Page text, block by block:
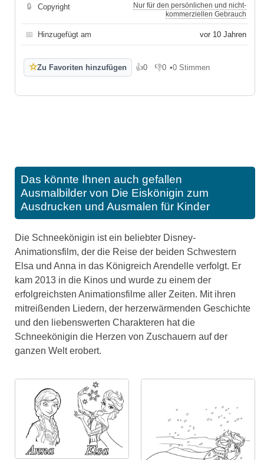
🔒 Copyright
Nur für den persönlichen und nicht-
kommerziellen Gebrauch
📅 Hinzugefügt am vor 10 Jahren
☆Zu Favoriten hinzufügen 👍0
Gefällt mir
👎0
Gefällt mir nicht
•0 Stimmen
Das könnte Ihnen auch gefallen
Ausmalbilder von Die Eiskönigin zum
Ausdrucken und Ausmalen für Kinder
Die Schneekönigin ist ein beliebter Disney-
Animationsfilm, der die Reise der beiden Schwestern
Elsa und Anna in das Königreich Arendelle verfolgt. Er
kam 2013 in die Kinos und wurde zu einem der
erfolgreichsten Animationsfilme aller Zeiten. Mit ihren
mitreißenden Liedern, der herzerwärmenden Geschichte
und den liebenswerten Charakteren hat die
Schneekönigin die Herzen von Zuschauern auf der
ganzen Welt erobert.